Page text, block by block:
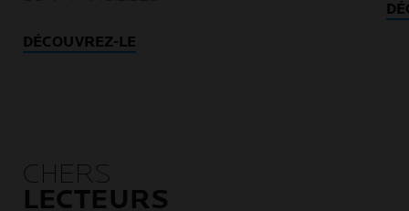
DÉCOUVREZ-LE
CHERS
LECTEURS